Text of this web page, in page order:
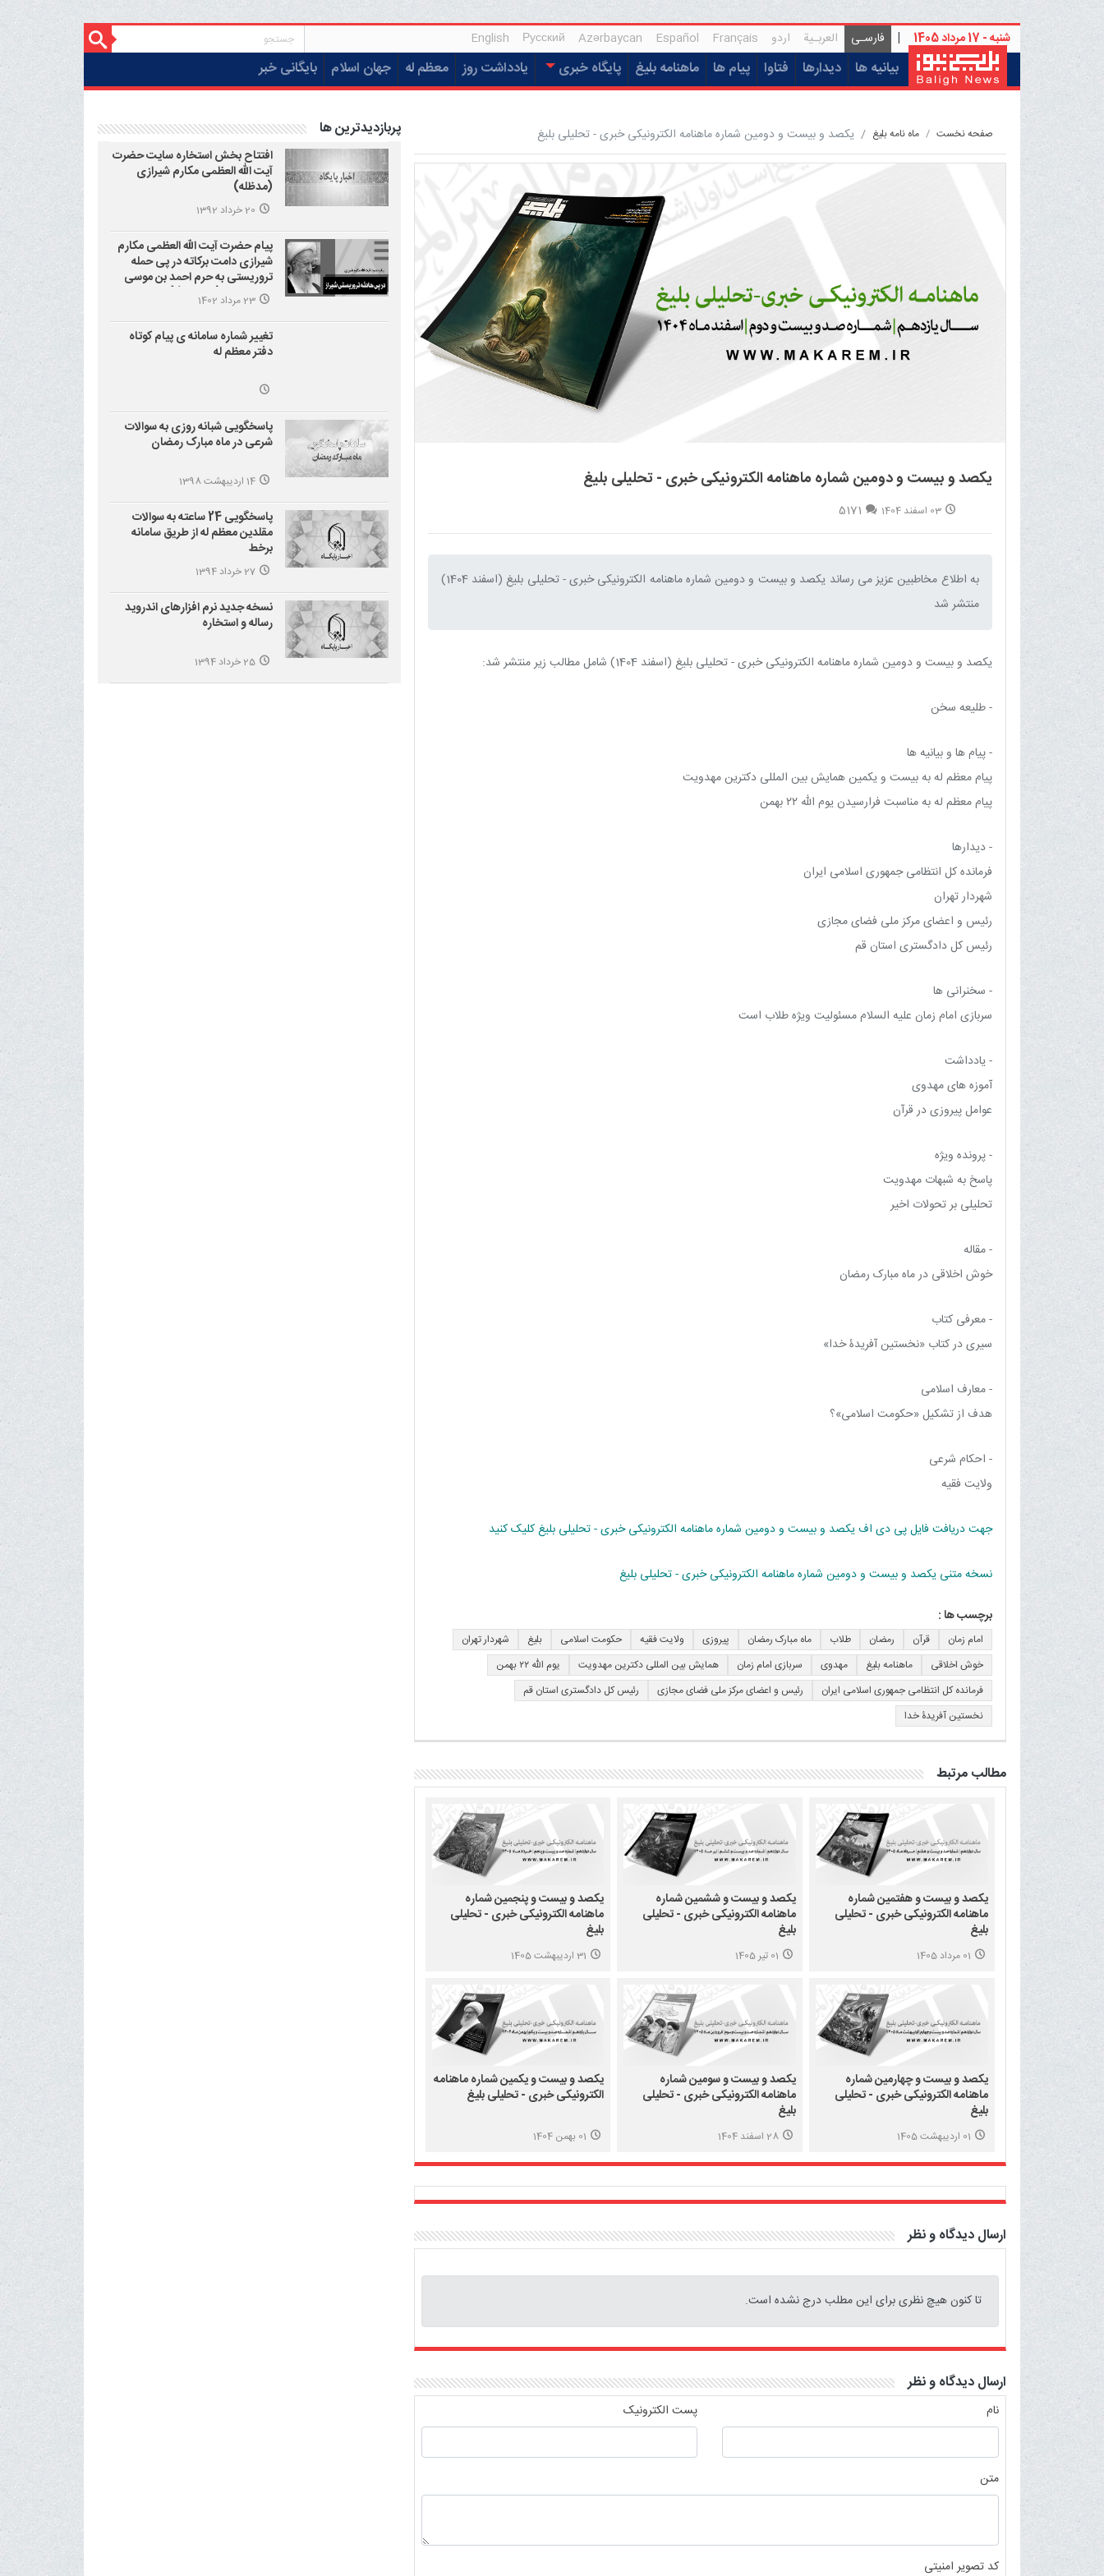
شنبه - 17 مرداد 1405 | فارسـی العربـیة اردو Français
Español
Azərbaycan
Русский
English
بیانیه ها دیدارها فتاوا پیام ها ماهنامه بلیغ پایگاه خبری یادداشت روز معظم له جهان اسلام بایگانی خبر
صفحه نخست ماه نامه بلیغ یکصد و بیست و دومین شماره ماهنامه الکترونیکی خبری - تحلیلی بلیغ
یکصد و بیست و دومین شماره ماهنامه الکترونیکی خبری - تحلیلی بلیغ
03 اسفند 1404 5171
به اطلاع مخاطبین عزیز می رساند یکصد و بیست و دومین شماره ماهنامه الکترونیکی خبری - تحلیلی بلیغ (اسفند 1404)
منتشر شد‌
یکصد و بیست و دومین شماره ماهنامه الکترونیکی خبری - تحلیلی بلیغ (اسفند 1404) شامل مطالب زیر منتشر شد:
- طلیعه سخن
- پیام ها و بیانیه ها
پیام معظم له به بیست و یکمین همایش بین المللی دکترین مهدویت
پیام معظم له به مناسبت فرارسیدن یوم الله ٢٢ بهمن
- دیدارها
فرمانده کل انتظامی جمهوری اسلامی ایران
شهردار تهران
رئیس و اعضای مرکز ملی فضای مجازی
رئیس کل دادگستری استان قم
- سخنرانی ها
سربازی امام زمان علیه السلام مسئولیت ویژه طلاب است
- یادداشت
آموزه های مهدوی
عوامل پیروزی در قرآن
- پرونده ویژه
پاسخ به شبهات مهدویت
تحلیلی بر تحولات اخیر
- مقاله
خوش اخلاقی در ماه مبارک رمضان
- معرفی کتاب
سیری در کتاب «نخستین آفریدۀ خدا»
- معارف اسلامی
هدف از تشکیل «حکومت اسلامی»؟
- احکام شرعی
ولایت فقیه
جهت دریافت فایل پی دی اف یکصد و بیست و دومین شماره ماهنامه الکترونیکی خبری - تحلیلی بلیغ کلیک کنید
نسخه متنی یکصد و بیست و دومین شماره ماهنامه الکترونیکی خبری - تحلیلی بلیغ
برچسب ها :
امام زمان قرآن رمضان طلاب ماه مبارک رمضان پیروزی ولایت فقیه حکومت اسلامی بلیغ
شهردار تهران
خوش اخلاقی
ماهنامه بلیغ مهدوی سربازی امام زمان همایش بین المللی دکترین مهدویت
یوم الله ٢٢ بهمن
فرمانده کل انتظامی جمهوری اسلامی ایران
رئیس و اعضای مرکز ملی فضای مجازی
رئیس کل دادگستری استان قم
نخستین آفریدۀ خدا
مطالب مرتبط
یکصد و بیست و هفتمین شماره
ماهنامه الکترونیکی خبری - تحلیلی
بلیغ
01 مرداد 1405
یکصد و بیست و ششمین شماره
ماهنامه الکترونیکی خبری - تحلیلی
بلیغ
01 تیر 1405
یکصد و بیست و پنجمین شماره
ماهنامه الکترونیکی خبری - تحلیلی
بلیغ
31 اردیبهشت 1405
یکصد و بیست و چهارمین شماره
ماهنامه الکترونیکی خبری - تحلیلی
بلیغ
01 اردیبهشت 1405
یکصد و بیست و سومین شماره
ماهنامه الکترونیکی خبری - تحلیلی
بلیغ
28 اسفند 1404
یکصد و بیست و یکمین شماره ماهنامه
الکترونیکی خبری - تحلیلی بلیغ
01 بهمن 1404
ارسال دیدگاه و نظر
تا کنون هیچ نظری برای این مطلب درج نشده است.
ارسال دیدگاه و نظر
نام پست الکترونیک
متن
کد تصویر امنیتی
پربازدیدترین ها
افتتاح بخش استخاره سایت حضرت
آیت الله العظمی مکارم شیرازی
(مدظله)
20 خرداد 1392
پیام حضرت آیت الله العظمی مکارم
شیرازی دامت برکاته در پی حمله
تروریستی به حرم احمد بن موسی
علیه السلام (شاهچراغ)
23 مرداد 1402
تغییر شماره سامانه ی پیام کوتاه
دفتر معظم له
پاسخگویی شبانه روزی به سوالات
شرعی در ماه مبارک رمضان
14 اردیبهشت 1398
پاسخگویی 24 ساعته به سوالات
مقلدین معظم له از طریق سامانه
برخط
27 خرداد 1394
نسخه جدید نرم افزارهای اندروید
رساله و استخاره
25 خرداد 1394